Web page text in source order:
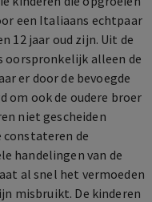
een Italiaans echtpaar
12 jaar oud zijn. Uit de
alleen de
er door de bevoegde
om ook de oudere broer
niet gescheiden
constateren de
handelingen van de
al snel het vermoeden
misbruikt. De kinderen